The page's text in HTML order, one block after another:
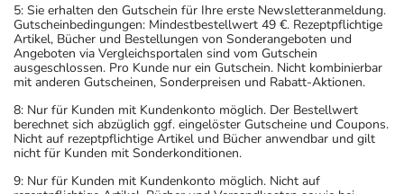
5: Sie erhalten den Gutschein für Ihre erste Newsletteranmeldung.
Gutscheinbedingungen: Mindestbestellwert 49 €. Rezeptpflichtige
Artikel, Bücher und Bestellungen von Sonderangeboten und
Angeboten via Vergleichsportalen sind vom Gutschein
ausgeschlossen. Pro Kunde nur ein Gutschein. Nicht kombinierbar
mit anderen Gutscheinen, Sonderpreisen und Rabatt-Aktionen.
8: Nur für Kunden mit Kundenkonto möglich. Der Bestellwert
berechnet sich abzüglich ggf. eingelöster Gutscheine und Coupons.
Nicht auf rezeptpflichtige Artikel und Bücher anwendbar und gilt
nicht für Kunden mit Sonderkonditionen.
9: Nur für Kunden mit Kundenkonto möglich. Nicht auf